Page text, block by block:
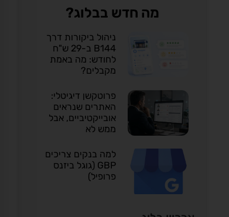
מה חדש בבלוג?
ניהול ביקורות דרך
B144 ב-29 ש"ח
לחודש: מה באמת
מקבלים?
פרוטקשן דיגיטלי:
האתרים שנראים
אובייקטיביים, אבל
ממש לא
למה בנקים צריכים
GBP (גוגל ביזנס
פרופיל)